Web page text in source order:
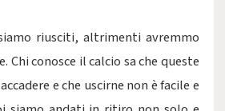
riusciti, altrimenti avremmo
Chi conosce il calcio sa che queste
e che uscirne non è facile e